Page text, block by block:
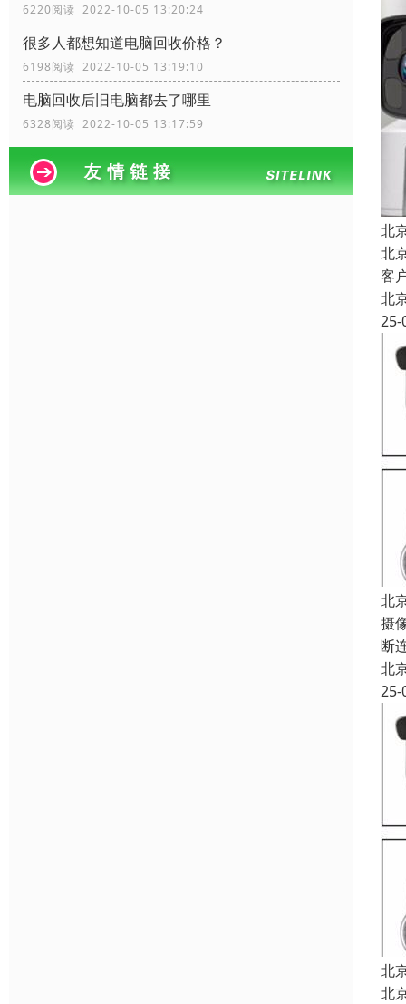
6220阅读 2022-10-05 13:20:24
很多人都想知道电脑回收价格？
6198阅读 2022-10-05 13:19:10
电脑回收后旧电脑都去了哪里
6328阅读 2022-10-05 13:17:59
北
北
客
北
25-
北
摄
断
北
25-
北
北